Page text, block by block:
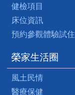
健檢項目
床位資訊
預約參觀體驗試住
榮家生活圈
風土民情
醫療保健